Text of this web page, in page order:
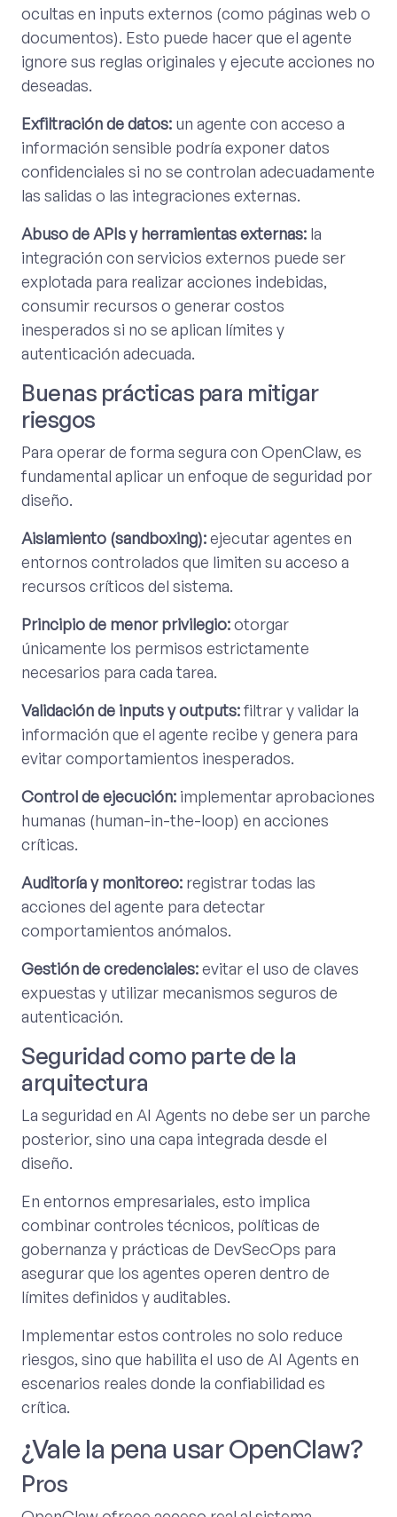
ocultas en inputs externos (como páginas web o
documentos). Esto puede hacer que el agente
ignore sus reglas originales y ejecute acciones no
deseadas.
Exfiltración de datos: un agente con acceso a
información sensible podría exponer datos
confidenciales si no se controlan adecuadamente
las salidas o las integraciones externas.
Abuso de APIs y herramientas externas: la
integración con servicios externos puede ser
explotada para realizar acciones indebidas,
consumir recursos o generar costos
inesperados si no se aplican límites y
autenticación adecuada.
Buenas prácticas para mitigar
riesgos
Para operar de forma segura con OpenClaw, es
fundamental aplicar un enfoque de seguridad por
diseño.
Aislamiento (sandboxing):ejecutar agentes en
entornos controlados que limiten su acceso a
recursos críticos del sistema.
Principio de menor privilegio:otorgar
únicamente los permisos estrictamente
necesarios para cada tarea.
Validación de inputs y outputs:filtrar y validar la
información que el agente recibe y genera para
evitar comportamientos inesperados.
Control de ejecución: implementar aprobaciones
humanas (human-in-the-loop) en acciones
críticas.
Auditoría y monitoreo: registrar todas las
acciones del agente para detectar
comportamientos anómalos.
Gestión de credenciales:evitar el uso de claves
expuestas y utilizar mecanismos seguros de
autenticación.
Seguridad como parte de la
arquitectura
La seguridad en AI Agents no debe ser un parche
posterior, sino una capa integrada desde el
diseño.
En entornos empresariales, esto implica
combinar controles técnicos, políticas de
gobernanza y prácticas de DevSecOps para
asegurar que los agentes operen dentro de
límites definidos y auditables.
Implementar estos controles no solo reduce
riesgos, sino que habilita el uso de AI Agents en
escenarios reales donde la confiabilidad es
crítica.
¿Vale la pena usar OpenClaw?
Pros